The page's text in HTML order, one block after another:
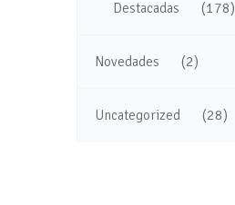
Destacadas (178)
Novedades (2)
Uncategorized (28)